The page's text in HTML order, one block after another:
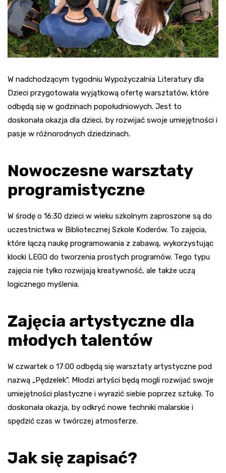
W nadchodzącym tygodniu Wypożyczalnia Literatury dla
Dzieci przygotowała wyjątkową ofertę warsztatów, które
odbędą się w godzinach popołudniowych. Jest to
doskonała okazja dla dzieci, by rozwijać swoje umiejętności i
pasje w różnorodnych dziedzinach.
Nowoczesne warsztaty
programistyczne
W środę o 16:30 dzieci w wieku szkolnym zaproszone są do
uczestnictwa w Bibliotecznej Szkole Koderów. To zajęcia,
które łączą naukę programowania z zabawą, wykorzystując
klocki LEGO do tworzenia prostych programów. Tego typu
zajęcia nie tylko rozwijają kreatywność, ale także uczą
logicznego myślenia.
Zajęcia artystyczne dla
młodych talentów
W czwartek o 17:00 odbędą się warsztaty artystyczne pod
nazwą „Pędzelek”. Młodzi artyści będą mogli rozwijać swoje
umiejętności plastyczne i wyrazić siebie poprzez sztukę. To
doskonała okazja, by odkryć nowe techniki malarskie i
spędzić czas w twórczej atmosferze.
Jak się zapisać?